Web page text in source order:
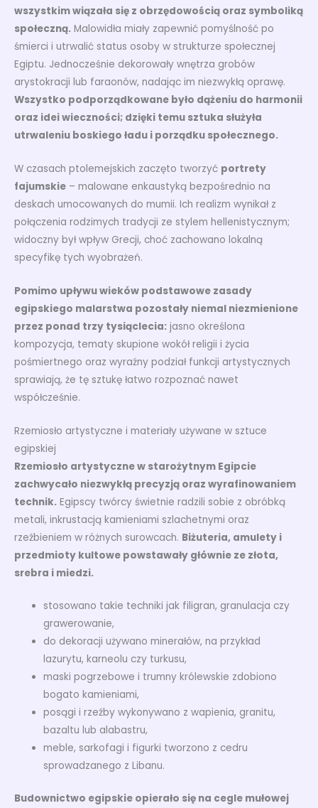
wszystkim wiązała się z obrzędowością oraz symboliką
społeczną. Malowidła miały zapewnić pomyślność po
śmierci i utrwalić status osoby w strukturze społecznej
Egiptu. Jednocześnie dekorowały wnętrza grobów
arystokracji lub faraonów, nadając im niezwykłą oprawę.
Wszystko podporządkowane było dążeniu do harmonii
oraz idei wieczności; dzięki temu sztuka służyła
utrwaleniu boskiego ładu i porządku społecznego.
W czasach ptolemejskich zaczęto tworzyć portrety
fajumskie – malowane enkaustyką bezpośrednio na
deskach umocowanych do mumii. Ich realizm wynikał z
połączenia rodzimych tradycji ze stylem hellenistycznym;
widoczny był wpływ Grecji, choć zachowano lokalną
specyfikę tych wyobrażeń.
Pomimo upływu wieków podstawowe zasady
egipskiego malarstwa pozostały niemal niezmienione
przez ponad trzy tysiąclecia: jasno określona
kompozycja, tematy skupione wokół religii i życia
pośmiertnego oraz wyraźny podział funkcji artystycznych
sprawiają, że tę sztukę łatwo rozpoznać nawet
współcześnie.
Rzemiosło artystyczne i materiały używane w sztuce
egipskiej
Rzemiosło artystyczne w starożytnym Egipcie
zachwycało niezwykłą precyzją oraz wyrafinowaniem
technik. Egipscy twórcy świetnie radzili sobie z obróbką
metali, inkrustacją kamieniami szlachetnymi oraz
rzeźbieniem w różnych surowcach. Biżuteria, amulety i
przedmioty kultowe powstawały głównie ze złota,
srebra i miedzi.
stosowano takie techniki jak filigran, granulacja czy
grawerowanie,
do dekoracji używano minerałów, na przykład
lazurytu, karneolu czy turkusu,
maski pogrzebowe i trumny królewskie zdobiono
bogato kamieniami,
posągi i rzeźby wykonywano z wapienia, granitu,
bazaltu lub alabastru,
meble, sarkofagi i figurki tworzono z cedru
sprowadzanego z Libanu.
Budownictwo egipskie opierało się na cegle mułowej